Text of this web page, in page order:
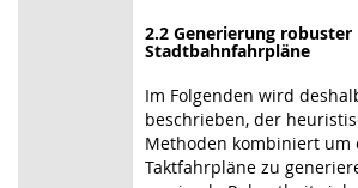
2.2 Generierung robuster
Stadtbahnfahrpläne
Im Folgenden wird
beschrieben, der
Methoden kombiniert um
Taktfahrpläne zu